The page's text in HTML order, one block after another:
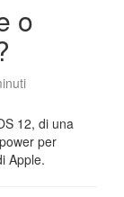
o
12, di una
per
Apple.